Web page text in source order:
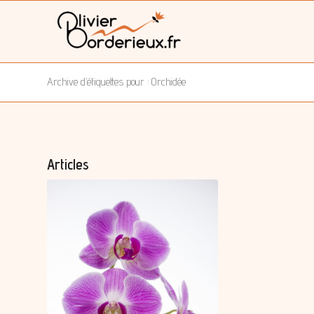
Archive d’étiquettes pour : Orchidée
Articles